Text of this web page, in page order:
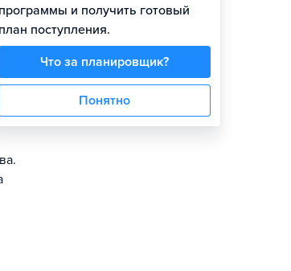
программы и получить готовый
план поступления.
Что за планировщик?
Понятно